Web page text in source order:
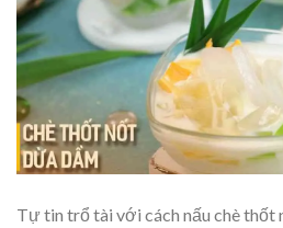
Tự tin trổ tài với cách nấu chè thốt